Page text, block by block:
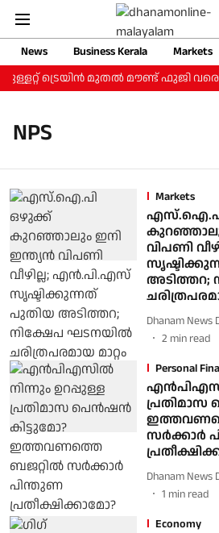
News Business Kerala Markets
ട്രെയിന്‍ മുതല്‍ മൗണ്ട് ഫുജി
NPS
Markets
വിപണി
അടിത്തറ;
Dhanam News
2 min read
Personal
പ്രതിമാസ
സർക്കാർ
Dhanam News
1 min read
Economy